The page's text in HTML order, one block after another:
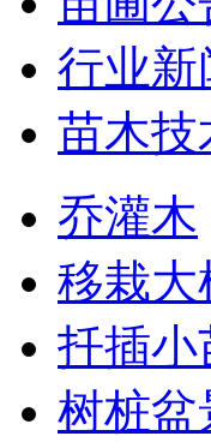
行业新
苗木技
乔灌木
移栽大
扦插小
树桩盆